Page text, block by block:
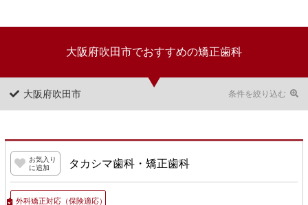
大阪府吹田市でおすすめの矯正歯科
大阪府吹田市 条件を絞り込む
お気入り
に追加
タカシマ歯科・矯正歯科
外科矯正対応（保険適応）